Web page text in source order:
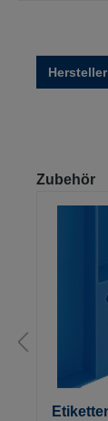
Zubehör